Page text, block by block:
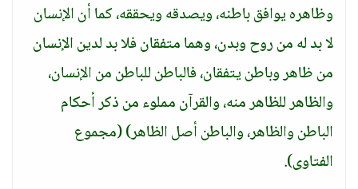
وظاهره يوافق باطنه، ويصدقه ويحققه، كما أن الإنسان
لا بد له من روح وبدن، وهما متفقان فلا بد لدين الإنسان
من ظاهر وباطن يتفقان، فالباطن للباطن من الإنسان،
والظاهر للظاهر منه، والقرآن مملوء من ذكر أحكام
الباطن والظاهر، والباطن أصل الظاهر)(مجموع
الفتاوى).